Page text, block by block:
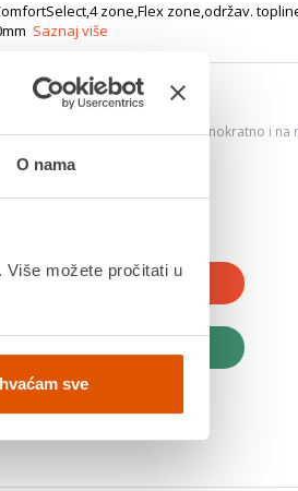
O nama
možete pročitati u
sve
zone,Flex zone,održav.
Saznaj više
bankarstvom, karticama jednokratno i na
KOŠARICU